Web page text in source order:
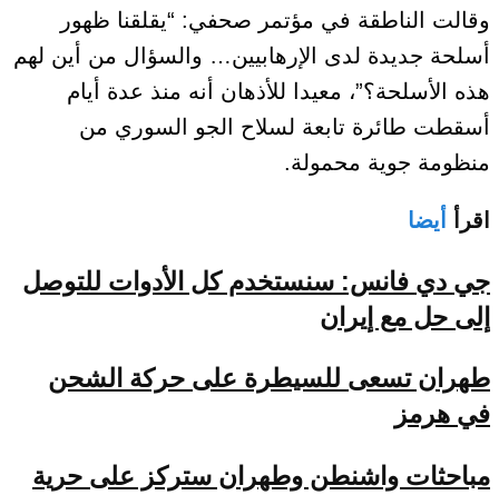
وقالت الناطقة في مؤتمر صحفي: “يقلقنا ظهور
أسلحة جديدة لدى الإرهابيين… والسؤال من أين لهم
هذه الأسلحة؟”، معيدا للأذهان أنه منذ عدة أيام
أسقطت طائرة تابعة لسلاح الجو السوري من
منظومة جوية محمولة.
اقرأ أيضا
جي دي فانس: سنستخدم كل الأدوات للتوصل
إلى حل مع إيران
طهران تسعى للسيطرة على حركة الشحن
في هرمز
مباحثات واشنطن وطهران ستركز على حرية